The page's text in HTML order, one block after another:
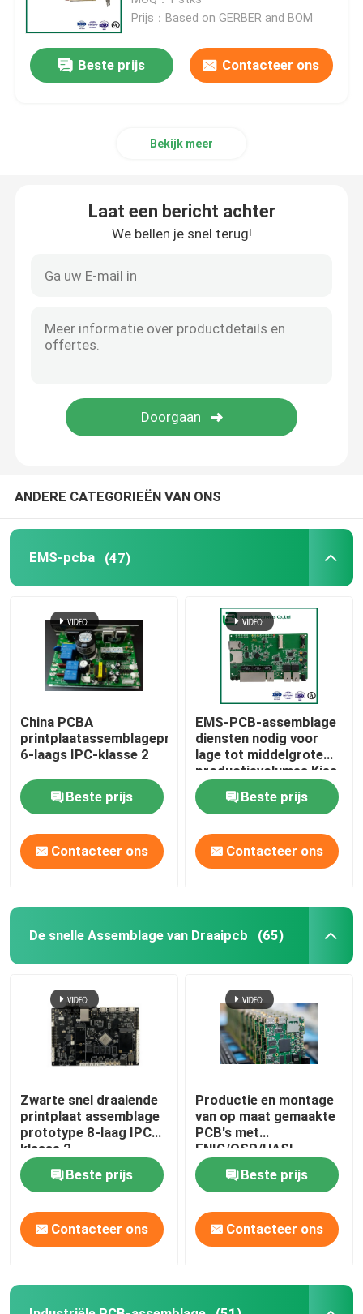
Industriële PCB-assemblage
Automobielpcb-Assemblage
Medische PCB-Assemblage
SMT-de Assemblage van PCB
PCB-Productie
Metalen PCB's
Kabelassemblage
De doos bouwt Assemblage
Prijs：Based on GERBER and BOM
Beste prijs Contacteer ons
Bekijk meer
Laat een bericht achter
We bellen je snel terug!
ANDERE CATEGORIEËN VAN ONS
EMS-pcba (47)
China PCBA
printplaatassemblageprototype
6-laags IPC-klasse 2
Beste prijs
Contacteer ons
EMS-PCB-assemblage
diensten nodig voor
lage tot middelgrote
productievolumes Kies
uit 1,0 mm 1,6 mm 2
mm 4 mm dikte opties
Beste prijs
Contacteer ons
De snelle Assemblage van Draaipcb (65)
Zwarte snel draaiende
printplaat assemblage
prototype 8-laag IPC
klasse 2
Beste prijs
Contacteer ons
Productie en montage
van op maat gemaakte
PCB's met
ENIG/OSP/HASL-
oppervlakteafwerking
Beste prijs
Contacteer ons